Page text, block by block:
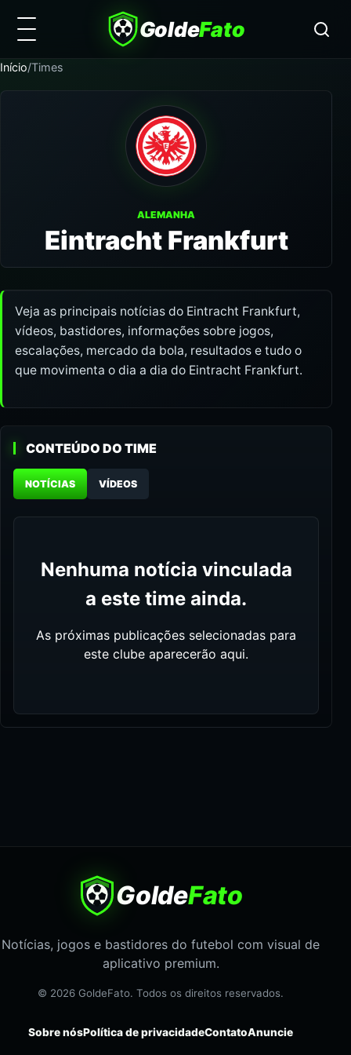
GoldeFato
Início/Times
ALEMANHA
Eintracht Frankfurt
Veja as principais notícias do Eintracht Frankfurt,
vídeos, bastidores, informações sobre jogos,
escalações, mercado da bola, resultados e tudo o
que movimenta o dia a dia do Eintracht Frankfurt.
CONTEÚDO DO TIME
NOTÍCIAS VÍDEOS
Nenhuma notícia vinculada
a este time ainda.
As próximas publicações selecionadas para
este clube aparecerão aqui.
GoldeFato
Notícias, jogos e bastidores do futebol com visual de
aplicativo premium.
© 2026 GoldeFato. Todos os direitos reservados.
Sobre nósPolítica de privacidadeContatoAnuncie